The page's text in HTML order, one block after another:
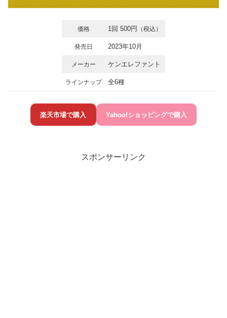
価格 1回 500円 （税込）
発売日 2023年10月
メーカー ケンエレファント
ラインナップ 全6種
楽天市場で購入 Yahoo!ショッピングで購入
スポンサーリンク